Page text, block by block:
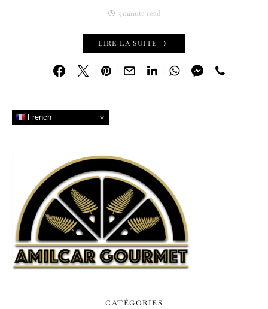
3 minute read
LIRE LA SUITE
French
CATÉGORIES